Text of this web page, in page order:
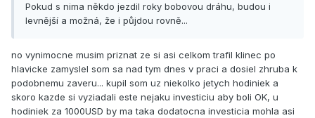
Pokud s nima někdo jezdil roky bobovou dráhu, budou i
levnější a možná, že i půjdou rovně...
no vynimocne musim priznat ze si asi celkom trafil klinec po
hlavicke zamyslel som sa nad tym dnes v praci a dosiel zhruba k
podobnemu zaveru... kupil som uz niekolko jetych hodiniek a
skoro kazde si vyziadali este nejaku investiciu aby boli OK, u
hodiniek za 1000USD by ma taka dodatocna investicia mohla asi